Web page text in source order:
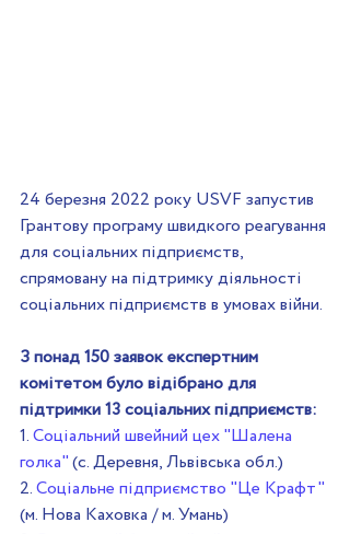
24 березня 2022 року USVF запустив
Грантову програму швидкого реагування
для соціальних підприємств,
спрямовану на підтримку діяльності
соціальних підприємств в умовах війни.
З понад 150 заявок експертним
комітетом було відібрано для
підтримки 13 соціальних підприємств:
1. Соціальний швейний цех "Шалена
голка" (с. Деревня, Львівська обл.)
2. Соціальне підприємство "Це Крафт"
(м. Нова Каховка / м. Умань)